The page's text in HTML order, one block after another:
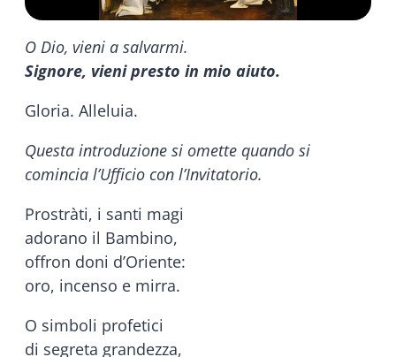
O Dio, vieni a salvarmi.
Signore, vieni presto in mio aiuto.
Gloria. Alleluia.
Questa introduzione si omette quando si
comincia l’Ufficio con l’Invitatorio.
Prostràti, i santi magi
adorano il Bambino,
offron doni d’Oriente:
oro, incenso e mirra.
O simboli profetici
di segreta grandezza,